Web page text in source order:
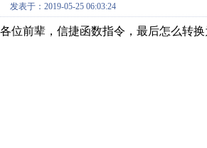
发表于：2019-05-25 06:03:24
各位前辈，信捷函数指令，最后怎么转